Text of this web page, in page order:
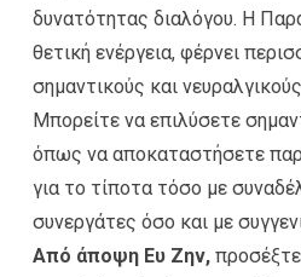
δυνατότητας διαλόγου. Η
θετική ενέργεια, φέρνει
σημαντικούς και
Μπορείτε να επιλύσετε
όπως να αποκαταστήσετε
για το τίποτα τόσο με
συνεργάτες όσο και με
Από άποψη Ευ Ζην,